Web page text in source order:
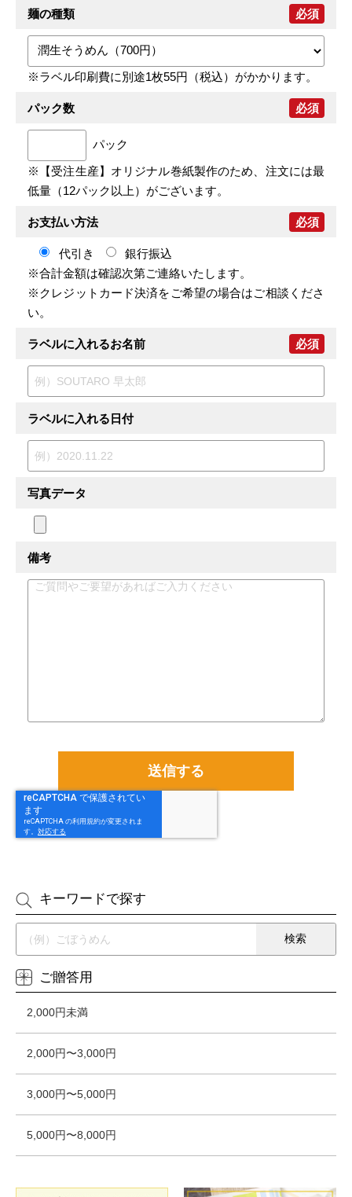
麺の種類 必須
※ラベル印刷費に別途1枚55円（税込）がかかります。
パック数 必須
パック
※【受注生産】オリジナル巻紙製作のため、注文には最
低量（12パック以上）がございます。
お支払い方法 必須
代引き
銀行振込
※合計金額は確認次第ご連絡いたします。
※クレジットカード決済をご希望の場合はご相談くださ
い。
ラベルに入れるお名前 必須
ラベルに入れる日付
写真データ
備考
キーワードで探す
ご贈答用
2,000円未満
2,000円〜3,000円
3,000円〜5,000円
5,000円〜8,000円